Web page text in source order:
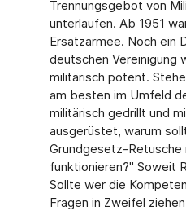
Trennungsgebot von
unterlaufen. Ab 1951
Ersatzarmee. Noch ein
deutschen Vereinigung
militärisch potent.
am besten im Umfeld
militärisch gedrillt und
ausgerüstet, warum
Grundgesetz-Retusche
funktionieren?" Soweit
Sollte wer die
Fragen in Zweifel